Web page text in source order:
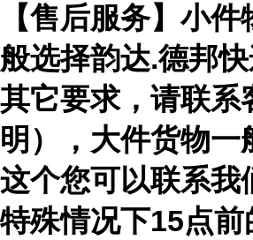
【售后服务】小
般选择韵达.德邦
其它要求，请联系
明），大件货物一
这个您可以联系我
特殊情况下15点